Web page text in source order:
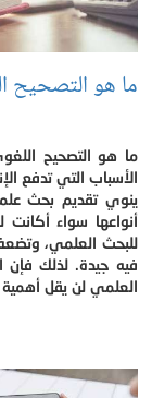
ما هو التصحيح
ما هو التصحيح
الأسباب التي تدفع
ينوي تقديم بحث
أنواعها سواء
للبحث العلمي،
فيه جيدة. لذلك فإن
العلمي لن يقل